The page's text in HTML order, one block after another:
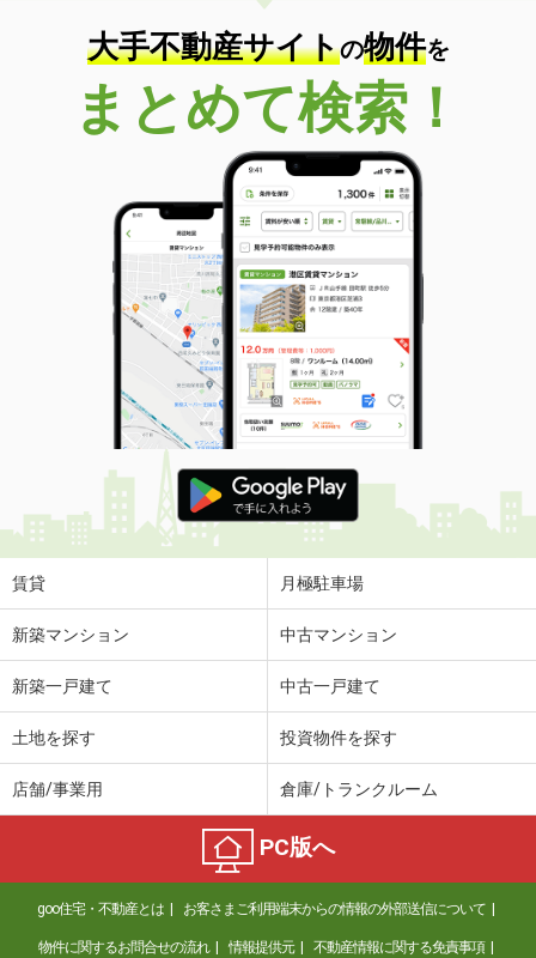
大手不動産サイトの物件を
まとめて検索！
賃貸 月極駐車場
新築マンション 中古マンション
新築一戸建て 中古一戸建て
土地を探す 投資物件を探す
店舗/事業用 倉庫/トランクルーム
PC版へ
goo住宅・不動産とは お客さまご利用端末からの情報の外部送信について
物件に関するお問合せの流れ 情報提供元 不動産情報に関する免責事項